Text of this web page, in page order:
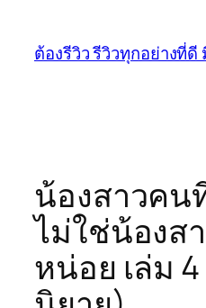
content
ต้องรีวิว รีวิวทุกอย่างที่
น้องสาวค
ไม่ใช่น้องส
หน่อย เล่ม